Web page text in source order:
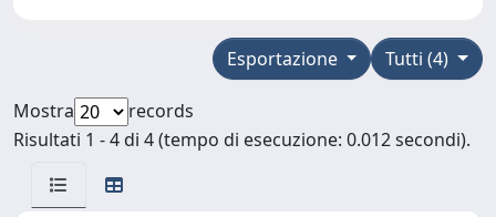
Tutti (4)
Esportazione
Mostra
records
Risultati 1 - 4 di 4 (tempo di esecuzione: 0.012 secondi).